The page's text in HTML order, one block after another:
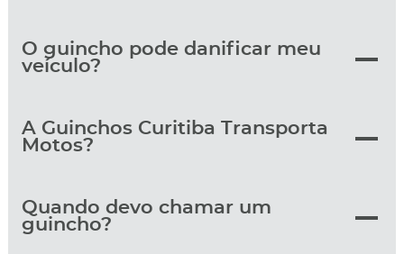
O guincho pode danificar meu
veículo?
A Guinchos Curitiba Transporta
Motos?
Quando devo chamar um
guincho?